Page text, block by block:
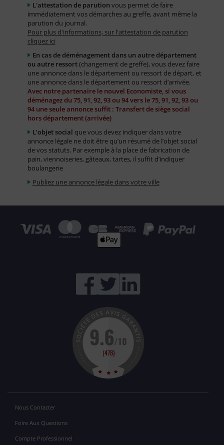
L'attestation de parution vous permet de faire
immédiatement vos démarches au greffe, avant même la
parution du journal.
Pour plus d'informations, sur l'attestation de parution
cliquez ici
En cas de déménagement dans un autre département
ou autre ressort(changement de greffe), vous devez faire
une annonce dans le département ou ressort de départ, et
une annonce dans le département ou ressort d’arrivée.
Avec notre partenaire le nouvel Economiste, si vous
déménagez du 75, 91, 92, 93 ou 94 vers le 75, 91, 92, 93 ou
94 une seule annonce suffit : Transfert de siège social
hors département (arrivée)
L’objet social que vous devez indiquer dans votre
annonce légale ne doit être qu’un résumé de l’objet social
de vos statuts. Par exemple à la place de fabrication de
pain, viennoiseries, gâteaux, tartes, il suffit d’indiquer
boulangerie
Publiez une annonce légale dans votre ville
Nous Contacter
Foire Aux Questions
Compte Professionnel